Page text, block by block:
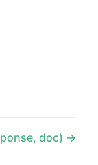
doc)